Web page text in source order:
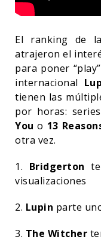
El ranking de
atrajeron el
para poner
internacional
tienen las
por horas:
Youo 13
otra vez.
1. Bridgerton
visualizaciones
2. Lupin parte
3. The Witcher